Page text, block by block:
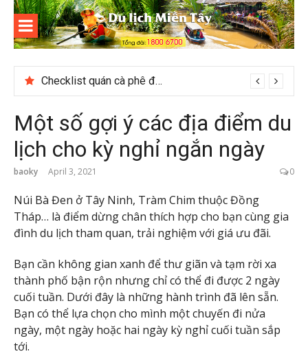
Skip
content
Du lịch
Miền Tây
Checklist quán cà phê đẹp dịp 2/9 ở Đà Lạt nên ghé
Một số gợi ý các địa điểm du
lịch cho kỳ nghỉ ngắn ngày
baoky April 3, 2021 0
Núi Bà Đen ở Tây Ninh, Tràm Chim thuộc Đồng
Tháp… là điểm dừng chân thích hợp cho bạn cùng gia
đình du lịch tham quan, trải nghiệm với giá ưu đãi.
Bạn cần không gian xanh để thư giãn và tạm rời xa
thành phố bận rộn nhưng chỉ có thể đi được 2 ngày
cuối tuần. Dưới đây là những hành trình đã lên sẵn.
Bạn có thể lựa chọn cho mình một chuyến đi nửa
ngày, một ngày hoặc hai ngày kỳ nghỉ cuối tuần sắp
tới.